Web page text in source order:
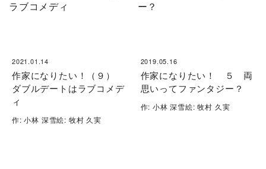
2021.01.14
作家になりたい！（９）
ダブルデートはラブコメデ
ィ
作: 小林 深雪絵: 牧村 久実
2019.05.16
作家になりたい！ ５ 両
思いってファンタジー？
作: 小林 深雪絵: 牧村 久実